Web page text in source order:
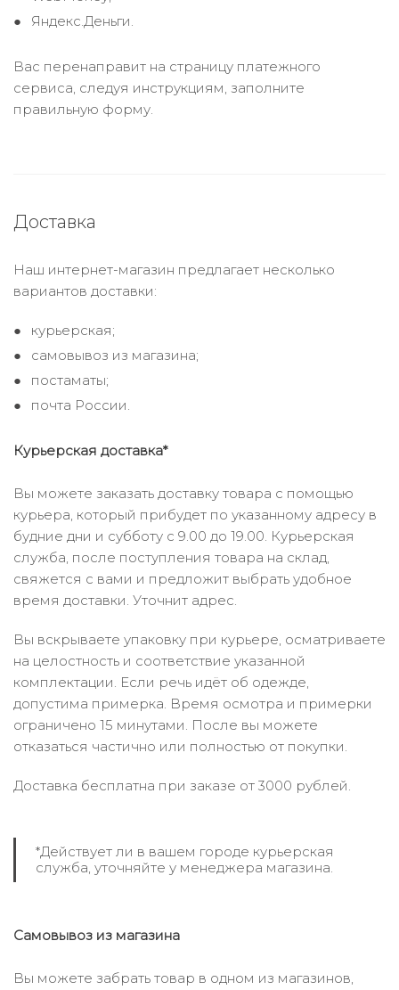
Яндекс.Деньги.
Вас перенаправит на страницу платежного
сервиса, следуя инструкциям, заполните
правильную форму.
Доставка
Наш интернет-магазин предлагает несколько
вариантов доставки:
курьерская;
самовывоз из магазина;
постаматы;
почта России.
Курьерская доставка*
Вы можете заказать доставку товара с помощью
курьера, который прибудет по указанному адресу в
будние дни и субботу с 9.00 до 19.00. Курьерская
служба, после поступления товара на склад,
свяжется с вами и предложит выбрать удобное
время доставки. Уточнит адрес.
Вы вскрываете упаковку при курьере, осматриваете
на целостность и соответствие указанной
комплектации. Если речь идёт об одежде,
допустима примерка. Время осмотра и примерки
ограничено 15 минутами. После вы можете
отказаться частично или полностью от покупки.
Доставка бесплатна при заказе от 3000 рублей.
*Действует ли в вашем городе курьерская
служба, уточняйте у менеджера магазина.
Самовывоз из магазина
Вы можете забрать товар в одном из магазинов,